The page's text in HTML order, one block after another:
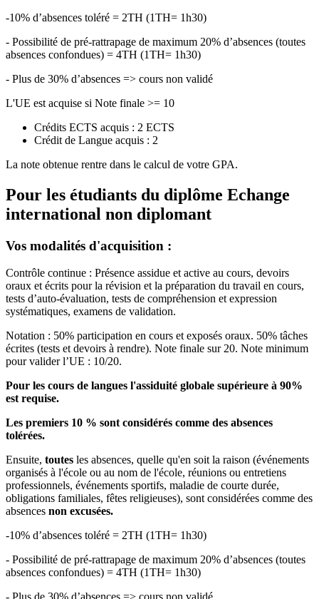
-10% d’absences toléré = 2TH (1TH= 1h30)
- Possibilité de pré-rattrapage de maximum 20% d’absences (toutes
absences confondues) = 4TH (1TH= 1h30)
- Plus de 30% d’absences => cours non validé
L'UE est acquise si Note finale >= 10
Crédits ECTS acquis : 2 ECTS
Crédit de Langue acquis : 2
La note obtenue rentre dans le calcul de votre GPA.
Pour les étudiants du diplôme Echange
international non diplomant
Vos modalités d'acquisition :
Contrôle continue : Présence assidue et active au cours, devoirs
oraux et écrits pour la révision et la préparation du travail en cours,
tests d’auto-évaluation, tests de compréhension et expression
systématiques, examens de validation.
Notation : 50% participation en cours et exposés oraux. 50% tâches
écrites (tests et devoirs à rendre). Note finale sur 20. Note minimum
pour valider l’UE : 10/20.
Pour les cours de langues l'assiduité globale supérieure à 90%
est requise.
Les premiers 10 % sont considérés comme des absences
tolérées.
Ensuite, toutes les absences, quelle qu'en soit la raison (événements
organisés à l'école ou au nom de l'école, réunions ou entretiens
professionnels, événements sportifs, maladie de courte durée,
obligations familiales, fêtes religieuses), sont considérées comme des
absences non excusées.
-10% d’absences toléré = 2TH (1TH= 1h30)
- Possibilité de pré-rattrapage de maximum 20% d’absences (toutes
absences confondues) = 4TH (1TH= 1h30)